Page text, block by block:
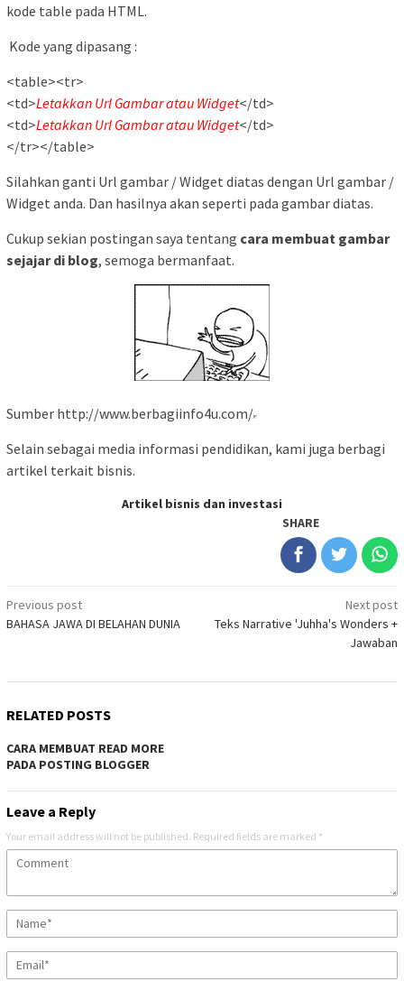
kode table pada HTML.
Kode yang dipasang :
<table><tr>
<td>Letakkan Url Gambar atau Widget</td>
<td>Letakkan Url Gambar atau Widget</td>
</tr></table>
Silahkan ganti Url gambar / Widget diatas dengan Url gambar /
Widget anda. Dan hasilnya akan seperti pada gambar diatas.
Cukup sekian postingan saya tentang cara membuat gambar
sejajar di blog, semoga bermanfaat.
Sumber http://www.berbagiinfo4u.com/
Selain sebagai media informasi pendidikan, kami juga berbagi
artikel terkait bisnis.
Artikel bisnis dan investasi
SHARE
Post
navigation
Previous post
BAHASA JAWA DI BELAHAN DUNIA
Next post
Teks Narrative 'Juhha's Wonders +
Jawaban
RELATED POSTS
CARA MEMBUAT READ MORE
PADA POSTING BLOGGER
Leave a Reply
Your email address will not be published. Required fields are marked *